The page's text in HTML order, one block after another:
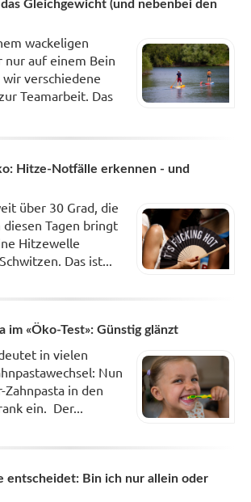
Gleichgewicht (und nebenbei den
wackeligen
nur auf einem Bein
verschiedene
Teamarbeit. Das
Hitze-Notfälle erkennen - und
über 30 Grad, die
Tagen bringt
Hitzewelle
Das ist...
im «Öko-Test»: Günstig glänzt
in vielen
Nun
in den
ein. Der...
entscheidet: Bin ich nur allein oder